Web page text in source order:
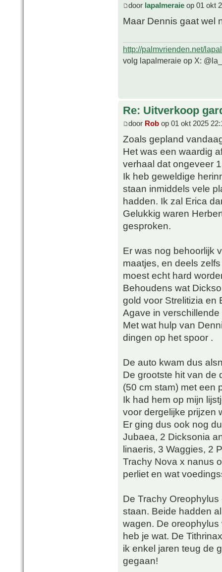
door lapalmeraie op 01 okt
Maar Dennis gaat wel
http://palmvrienden.net/
volg lapalmeraie op X:
Re: Uitverkoop
door Rob op 01 okt 2025
Zoals gepland
Het was een waardig
verhaal dat ongeveer
Ik heb geweldige
staan inmiddels vele
hadden. Ik zal Erica
Gelukkig waren
gesproken.
Er was nog behoorlijk
maatjes, en deels
moest echt hard
Behoudens wat
gold voor Strelitizia en
Agave in verschillende
Met wat hulp van
dingen op het spoor .
De auto kwam dus
De grootste hit van de
(50 cm stam) met een
Ik had hem op mijn
voor dergelijke prijzen
Er ging dus ook nog
Jubaea, 2 Dicksonia
linaeris, 3 Waggies, 2
Trachy Nova x nanus
perliet en wat
De Trachy
staan. Beide hadden
wagen. De
heb je wat. De
ik enkel jaren teug de
gegaan!